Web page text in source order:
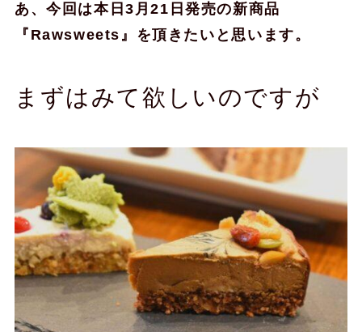
あ、今回は本日3月21日発売の新商品
『Rawsweets』を頂きたいと思います。
まずはみて欲しいのですが